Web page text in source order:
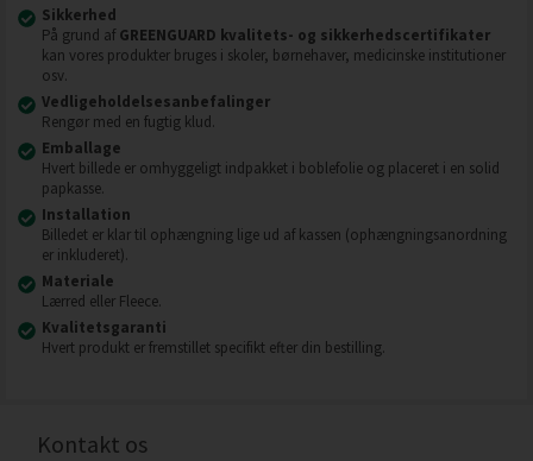
Sikkerhed
På grund af GREENGUARD kvalitets- og sikkerhedscertifikater
kan vores produkter bruges i skoler, børnehaver, medicinske institutioner
osv.
Vedligeholdelsesanbefalinger
Rengør med en fugtig klud.
Emballage
Hvert billede er omhyggeligt indpakket i boblefolie og placeret i en solid
papkasse.
Installation
Billedet er klar til ophængning lige ud af kassen (ophængningsanordning
er inkluderet).
Materiale
Lærred eller Fleece.
Kvalitetsgaranti
Hvert produkt er fremstillet specifikt efter din bestilling.
Kontakt os